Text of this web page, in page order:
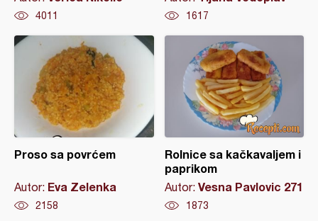
4011 1617
Proso sa povrćem
Autor: Eva Zelenka
2158
Rolnice sa kačkavaljem i
paprikom
Autor: Vesna Pavlovic 271
1873